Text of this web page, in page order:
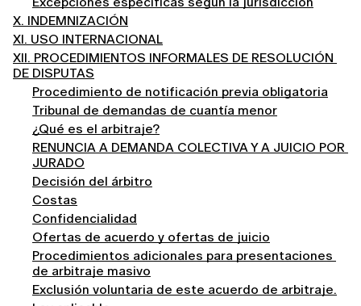
X. INDEMNIZACIÓN
XI. USO INTERNACIONAL
XII. PROCEDIMIENTOS INFORMALES DE RESOLUCIÓN
DE DISPUTAS
Procedimiento de notificación previa obligatoria
Tribunal de demandas de cuantía menor
¿Qué es el arbitraje?
RENUNCIA A DEMANDA COLECTIVA Y A JUICIO POR
JURADO
Decisión del árbitro
Costas
Confidencialidad
Ofertas de acuerdo y ofertas de juicio
Procedimientos adicionales para presentaciones
de arbitraje masivo
Exclusión voluntaria de este acuerdo de arbitraje.